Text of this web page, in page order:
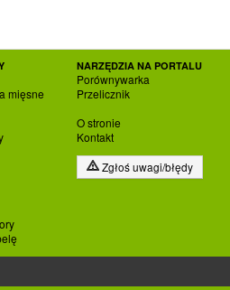
mięsne
NARZĘDZIA NA PORTALU
Porównywarka
Przelicznik
O stronie
Kontakt
Zgłoś uwagi/błędy